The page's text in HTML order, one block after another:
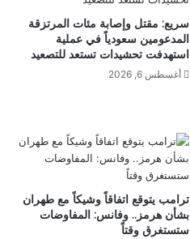
سريع: مقتل وإصابة مئات المرتزقة
المدعومين سعودياً في عملية
استهدفت تحشيدات تستعد للتصعيد
أغسطس 6, 2026
ترامب يتوقع اتفاقاً وشيكاً مع طهران
بشأن هرمز.. وفانس: المفاوضات
ستستغرق وقتاً